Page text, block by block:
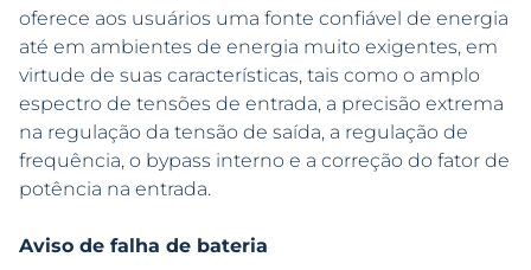
oferece aos usuários uma fonte confiável de energia
até em ambientes de energia muito exigentes, em
virtude de suas características, tais como o amplo
espectro de tensões de entrada, a precisão extrema
na regulação da tensão de saída, a regulação de
frequência, o bypass interno e a correção do fator de
potência na entrada.
Aviso de falha de bateria